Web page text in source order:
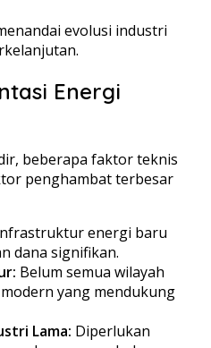
evolusi industri
Energi
beberapa faktor teknis
penghambat terbesar
energi baru
dana signifikan.
Belum semua wilayah
yang mendukung
Lama: Diperlukan